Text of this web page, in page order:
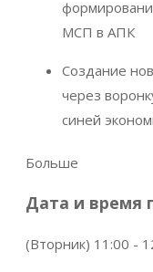
МСП в АПК
Создание
через
синей
Больше
Дата и время
(Вторник) 11:00 -